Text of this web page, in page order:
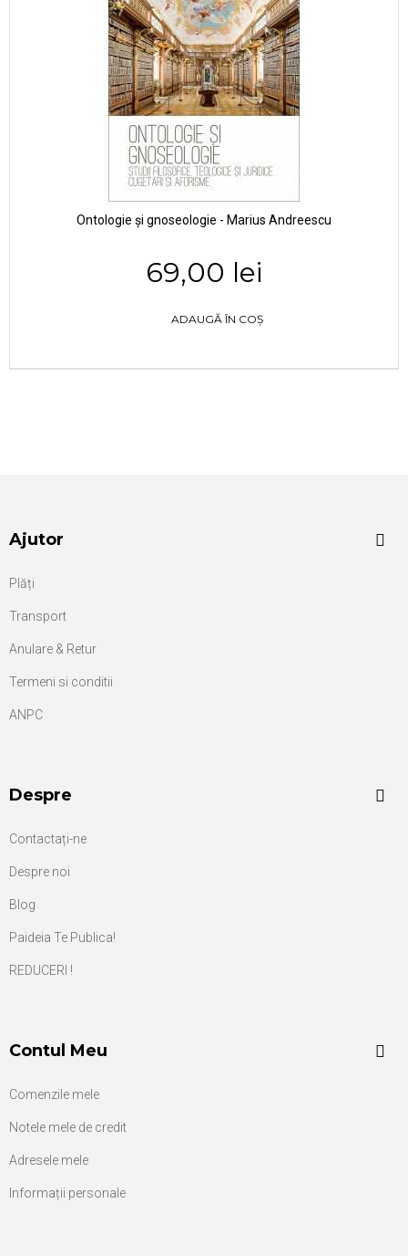
Ontologie și gnoseologie - Marius Andreescu
69,00 lei
ADAUGĂ ÎN COȘ
Ajutor
Plăți
Transport
Anulare & Retur
Termeni si conditii
ANPC
Despre
Contactați-ne
Despre noi
Blog
Paideia Te Publica!
REDUCERI !
Contul Meu
Comenzile mele
Notele mele de credit
Adresele mele
Informații personale